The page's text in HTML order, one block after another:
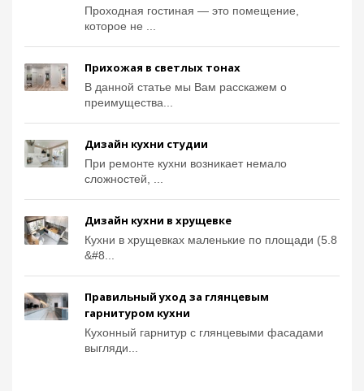
Проходная гостиная — это помещение,
которое не ...
Прихожая в светлых тонах
В данной статье мы Вам расскажем о
преимущества...
Дизайн кухни студии
При ремонте кухни возникает немало
сложностей, ...
Дизайн кухни в хрущевке
Кухни в хрущевках маленькие по площади (5.8
&#8...
Правильный уход за глянцевым
гарнитуром кухни
Кухонный гарнитур с глянцевыми фасадами
выгляди...